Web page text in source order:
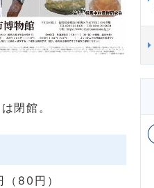
閉館。
80円）